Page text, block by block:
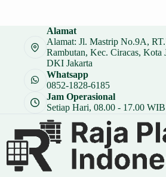
Alamat
Alamat: Jl. Mastrip No.9A,
Rambutan, Kec. Ciracas, Kota
DKI Jakarta
Whatsapp
0852-1828-6185
Jam Operasional
Setiap Hari, 08.00 - 17.00 WIB